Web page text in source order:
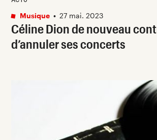
Céline Dion de nouveau
d’annuler ses concerts
Musique • 27 mai. 2023